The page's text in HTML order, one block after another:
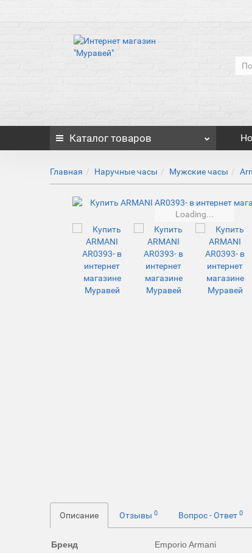
Каталог товаров
Главная Наручные часы Мужские часы
Loading...
Описание Отзывы0 Вопрос - Ответ0
Бренд
Emporio Armani